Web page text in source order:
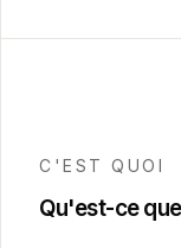
C'EST QUOI
Qu'est-ce